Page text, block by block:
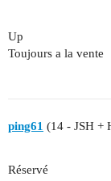
Up
Toujours a la vente
ping61 (14 - JSH +
Réservé